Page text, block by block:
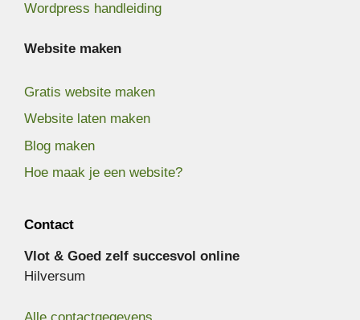
Wordpress handleiding
Website maken
Gratis website maken
Website laten maken
Blog maken
Hoe maak je een website?
Contact
Vlot & Goed zelf succesvol online
Hilversum